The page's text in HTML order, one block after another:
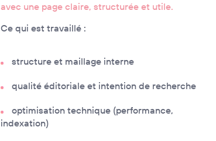
avec une page claire, structurée et utile.
Ce qui est travaillé :
structure et maillage interne
qualité éditoriale et intention de recherche
optimisation technique (performance,
indexation)